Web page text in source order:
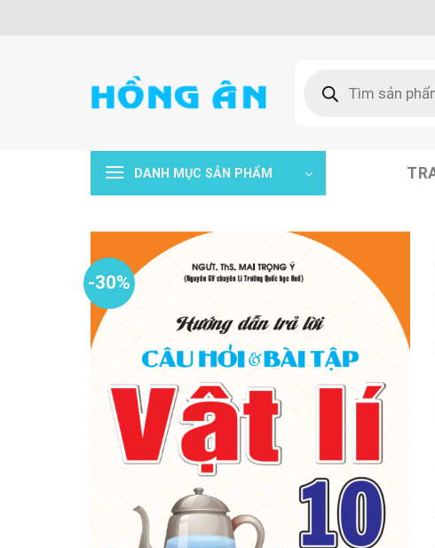
kiếm
DANH MỤC SẢN PHẨM
-30%